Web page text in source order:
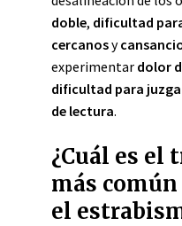
doble, dificultad
cercanosy
experimentar dolor
dificultad para
de lectura.
¿Cuál es el
más
el